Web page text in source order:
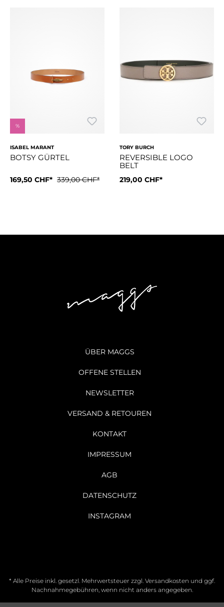
%
ISABEL MARANT
BOTSY GÜRTEL
Grösse: 90 cm
Schnallenverschluss Goldfarbene Beschläge Eingraviertes
169,50 CHF* 339,00 CHF*
TORY BURCH
REVERSIBLE LOGO
BELT
Farbe:Grau | Grösse:
Logo-SchnalleGekörnte
219,00 CHF*
ÜBER MAGGS
OFFENE STELLEN
NEWSLETTER
VERSAND & RETOUREN
KONTAKT
IMPRESSUM
AGB
DATENSCHUTZ
INSTAGRAM
* Alle Preise inkl. gesetzl. Mehrwertsteuer zzgl. Versandkosten und ggf.
Nachnahmegebühren, wenn nicht anders angegeben.